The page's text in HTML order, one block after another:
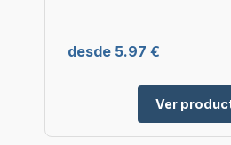
desde 5.97 €
Ver